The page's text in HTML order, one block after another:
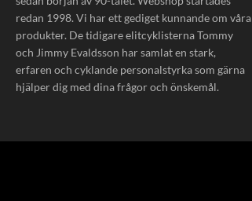
redan 1998. Vi har ett gediget kunnande om våra
produkter. De tidigare elitcyklisterna Tommy
och Jimmy Evaldsson har samlat en stark,
erfaren och cyklande personalstyrka som gärna
hjälper dig med dina frågor och önskemål.